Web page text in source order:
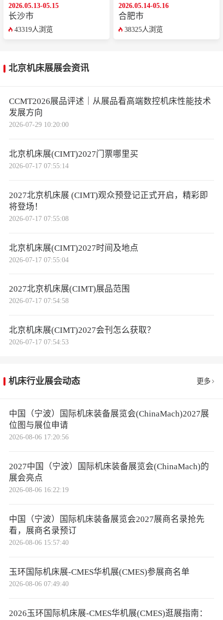
2026.05.13-05.15
长沙市
43319人浏览
2026.05.14-05.16
合肥市
38325人浏览
北京机床展展会资讯
CCMT2026展品评述｜从展品看高端数控机床性能技术
发展方向
2026-07-29 10:20:00
北京机床展(CIMT)2027门票哪里买
2026-07-17 07:55:14
2027北京机床展 (CIMT)观众预登记正式开启，精彩即
将登场！
2026-07-17 07:55:08
北京机床展(CIMT)2027时间及地点
2026-07-17 07:55:04
2027北京机床展(CIMT)展品范围
2026-07-17 07:54:58
北京机床展(CIMT)2027会刊怎么获取？
2026-07-17 07:54:53
机床行业展会动态 更多
中国（宁波）国际机床装备展览会(ChinaMach)2027展
位图与展位申请
2026-08-06 17:20:56
2027中国（宁波）国际机床装备展览会(ChinaMach)的
展会亮点
2026-08-06 16:22:19
中国（宁波）国际机床装备展览会2027展商名录抢先
看，展商名录预订
2026-08-06 15:57:40
玉环国际机床展-CMES华机展(CMES)参展商名单
2026-08-06 07:49:40
2026玉环国际机床展-CMES华机展(CMES)逛展指南：